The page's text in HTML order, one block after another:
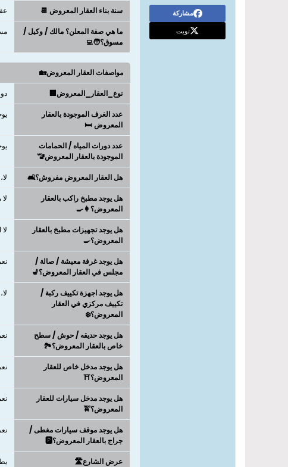
مشاركة
تويت
سنة بناء العقار المعروض 📆
ما هي صفة المعلن؟ مالك / وكيل /
مسوق؟🧑‍💻
مواصفات العقار المعروض🏡
نوع_العقار_المعروض🏢
عدد الغرف الموجودة بالعقار
المعروض 🛏️
عدد دورات المياه / الحمامات
الموجودة بالعقار المعروض🚾
هل العقار المعروض مفروش؟🛋️
هل يوجد مطبخ راكب بالعقار
المعروض؟👩‍🍳
هل يوجد تجهيزات مطبخ بالعقار
المعروض؟🍳
هل يوجد غرفة معيشة / صالة /
مجلس في العقار المعروض؟💺
هل يوجد اجهزة تكييف ركبة /
تكييف مركزي في العقار
المعروض؟❄️
هل يوجد حديقه / حوش / سطح
خاص بالعقار المعروض؟🏞️
هل يوجد مدخل خاص للعقار
المعروض؟⛩️
هل يوجد مدخل سيارات للعقار
المعروض؟🚖
هل يوجد موقف سيارات مغطى /
جراج بالعقار المعروض؟🅿️
عرض الشارع🛣️